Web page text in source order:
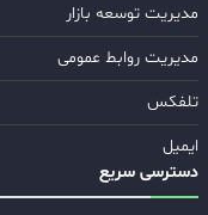
مدیریت توسعه بازار
مدیریت روابط عمومی
تلفکس
ایمیل
دسترسی سریع